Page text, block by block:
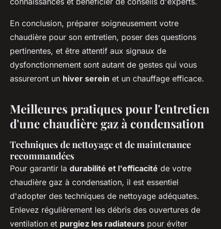
En conclusion, préparer soigneusement votre
chaudière pour son entretien, poser des questions
pertinentes, et être attentif aux signaux de
dysfonctionnement sont autant de gestes qui vous
assureront un hiver serein et un chauffage efficace.
Meilleures pratiques pour l'entretien
d'une chaudière gaz à condensation
Techniques de nettoyage et de maintenance
recommandées
Pour garantir la durabilité et l'efficacité de votre
chaudière gaz à condensation, il est essentiel
d'adopter des techniques de nettoyage adéquates.
Enlevez régulièrement les débris des ouvertures de
ventilation et purgiez les radiateurs pour éviter